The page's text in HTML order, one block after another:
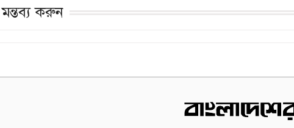
মন্তব্য করুন